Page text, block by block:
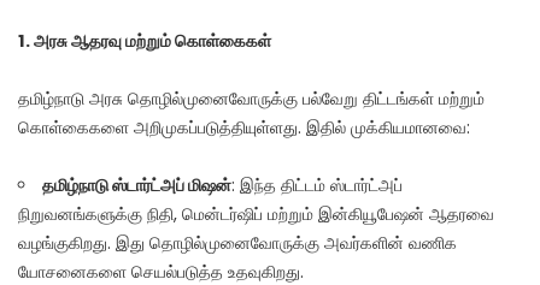
1.அரசுஆதரவுமற்றும்கொள்கைகள்
தமிழ்நாடு அரசு தொழில்முனைவோருக்கு பல்வேறு திட்டங்கள் மற்றும்
கொள்கைகளை அறிமுகப்படுத்தியுள்ளது. இதில் முக்கியமானவை:
தமிழ்நாடுஸ்டார்ட்அப்மிஷன்: இந்த திட்டம் ஸ்டார்ட்அப்
நிறுவனங்களுக்கு நிதி, மென்டர்ஷிப் மற்றும் இன்கியூபேஷன் ஆதரவை
வழங்குகிறது. இது தொழில்முனைவோருக்கு அவர்களின் வணிக
யோசனைகளை செயல்படுத்த உதவுகிறது.